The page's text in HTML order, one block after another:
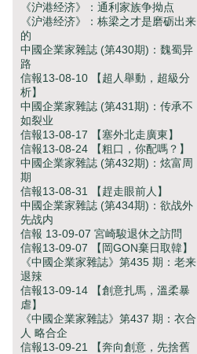
《沪港经济》：通利家族争拗点
《沪港经济》：栋梁之才是磨砺出来
的
中國企業家雜誌 (第430期)：魏蜀异
路
信報13-08-10 【超人舉動，超級分
析】
中國企業家雜誌 (第431期)：传承不
如裂业
信報13-08-17 【塞外北走廣東】
信報13-08-24 【粗口，你配嗎？】
中國企業家雜誌 (第432期)：炫富周
期
信報13-08-31 【趕走眼前人】
中國企業家雜誌 (第434期)：欲战外
先战内
信報 13-09-07 宮崎駿退休之訪問
信報13-09-07 【岡GON棄日取韓】
《中國企業家雜誌》第435 期：老来
退辣
信報13-09-14 【創意扎馬，溫柔暴
虐】
《中國企業家雜誌》第437 期：衣合
人 略合企
信報13-09-21 【奔向創意，先捨舊